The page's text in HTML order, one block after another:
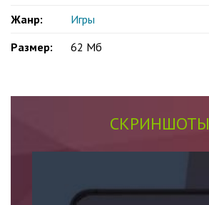
Жанр:
Игры
Размер:
62 Мб
СКРИНШОТЫ